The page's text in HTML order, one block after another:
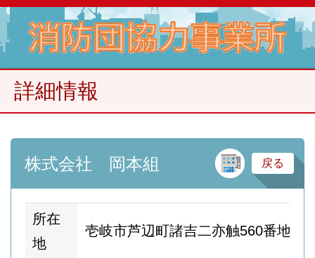
詳細情報
株式会社 岡本組 建
戻る
所在
地
壱岐市芦辺町諸吉二亦触560番地2